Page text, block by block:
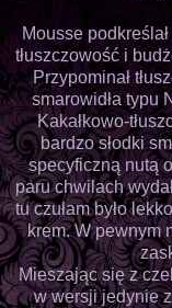
Mousse podkreślał
tłuszczowość i
Przypominał
smarowidła typu
Kakałkowo-
bardzo słodki
specyficzną nutą
paru chwilach
tu czułam było
krem. W pewnym
Mieszając się z
w wersji jedynie